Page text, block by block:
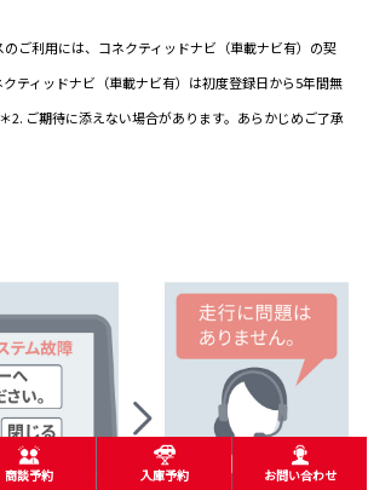
ご利用には、コネクティッドナビ（車載ナビ有）の契
ティッドナビ（車載ナビ有）は初度登録日から5年間無
ご期待に添えない場合があります。あらかじめご了承
商談予約 入庫予約 お問い合わせ